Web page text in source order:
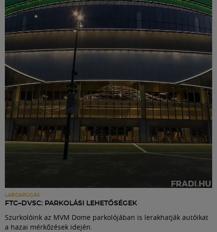
LABDARÚGÁS
FTC–DVSC: PARKOLÁSI LEHETŐSÉGEK
Szurkolóink az MVM Dome parkolójában is lerakhatják autóikat
a hazai mérkőzések idején.